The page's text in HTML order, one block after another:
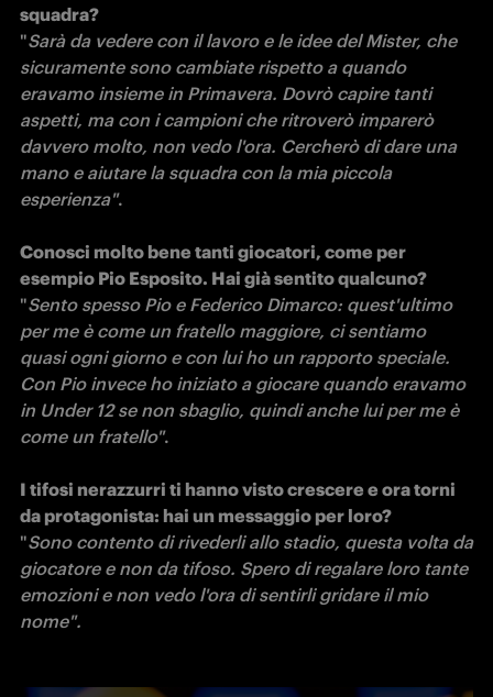
"Sarà da vedere con il lavoro e le idee del Mister, che
sicuramente sono cambiate rispetto a quando
eravamo insieme in Primavera. Dovrò capire tanti
aspetti, ma con i campioni che ritroverò imparerò
davvero molto, non vedo l'ora. Cercherò di dare una
mano e aiutare la squadra con la mia piccola
esperienza".
Conosci molto bene tanti giocatori, come per
"Sento spesso Pio e Federico Dimarco: quest'ultimo
per me è come un fratello maggiore, ci sentiamo
quasi ogni giorno e con lui ho un rapporto speciale.
Con Pio invece ho iniziato a giocare quando eravamo
in Under 12 se non sbaglio, quindi anche lui per me è
come un fratello".
I tifosi nerazzurri ti hanno visto crescere e ora torni
"Sono contento di rivederli allo stadio, questa volta da
giocatore e non da tifoso. Spero di regalare loro tante
emozioni e non vedo l'ora di sentirli gridare il mio
nome".